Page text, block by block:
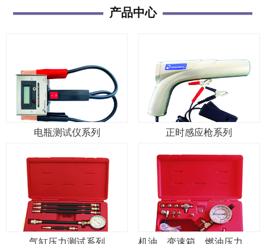
产品中心
电瓶测试仪系列 正时感应枪系列
气缸压力测试系列 机油、变速箱、燃油压力测试系列